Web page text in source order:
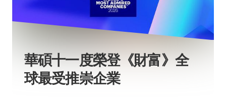
華碩十一度榮登《財富》全
球最受推崇企業